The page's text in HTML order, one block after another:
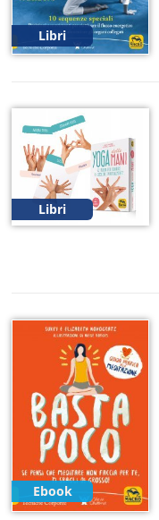
Libri
Libri
Ebook